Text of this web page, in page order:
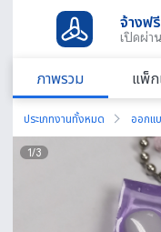
จ้างฟ
เปิดผ่า
ภาพรวม แพ็ก
ประเภทงานทั้งหมด ออกแ
1/3